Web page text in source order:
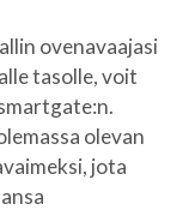
ovenavaajasi
tasolle, voit
olevan
jota